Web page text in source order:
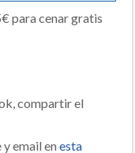
para cenar gratis
compartir el
email en esta